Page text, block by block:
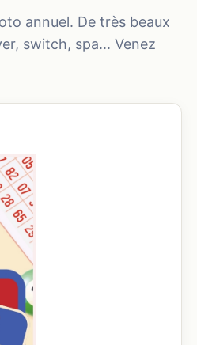
annuel. De très beaux
switch, spa... Venez